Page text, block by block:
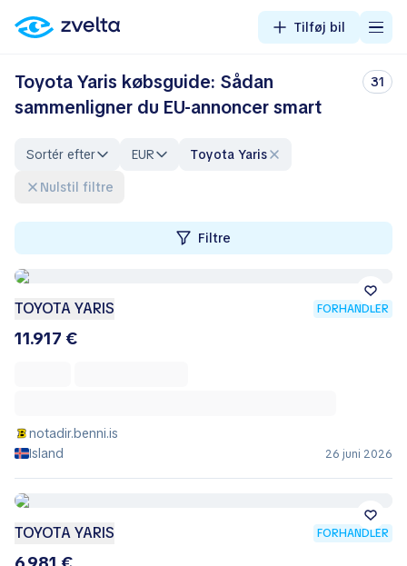
Tilføj bil
Toyota Yaris købsguide: Sådan
sammenligner du EU-annoncer smart
31
Sortér efter EUR
Toyota Yaris
Nulstil filtre
Filtre
TOYOTA YARIS FORHANDLER
11.917 €
notadir.benni.is
Island
26 juni 2026
TOYOTA YARIS FORHANDLER